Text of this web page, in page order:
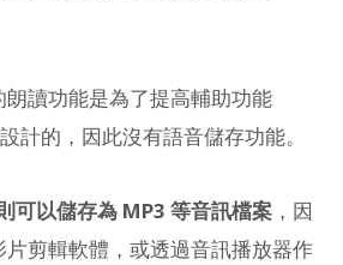
讀功能是為了提高輔助功能
計的，因此沒有語音儲存功能。
可以儲存為 MP3 等音訊檔案 ，因
剪輯軟體，或透過音訊播放器作